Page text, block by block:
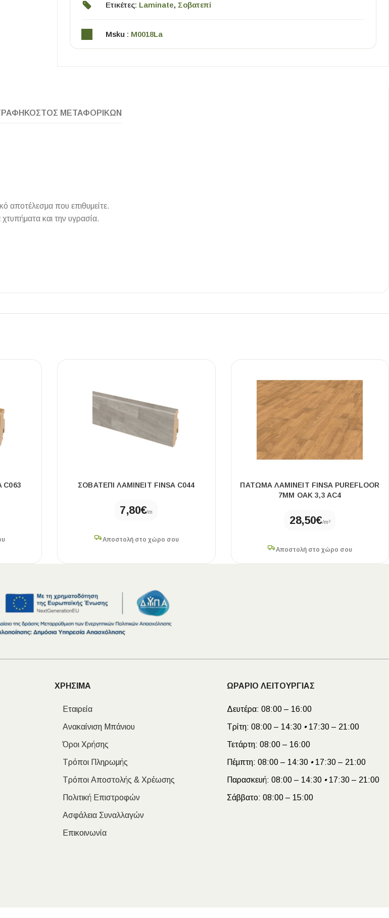
ΠΟΙΟΤΗΤΑ
Ετικέτες: Laminate, Σοβατεπί
Msku : M0018La
ΚΌΣΤΟΣ ΜΕΤΑΦΟΡΙΚΏΝ
αποτέλεσμα που επιθυμείτε.
και την υγρασία.
C063 ΣΟΒΑΤΕΠΙ ΛΑΜΙΝΕΙΤ FINSA C044
7,80€/m
Αποστολή στο χώρο σου
ΠΑΤΩΜΑ ΛΑΜΙΝΕΙΤ FINSA PUREFLOOR
7MM OAK 3,3 AC4
28,50€/m²
Αποστολή στο χώρο σου
ΧΡΗΣΙΜΑ
Εταιρεία
Ανακαίνιση Μπάνιου
Όροι Χρήσης
Τρόποι Πληρωμής
Τρόποι Αποστολής & Χρέωσης
Πολιτική Επιστροφών
Ασφάλεια Συναλλαγών
Επικοινωνία
ΩΡΑΡΙΟ ΛΕΙΤΟΥΡΓΙΑΣ
Δευτέρα: 08:00 – 16:00
Τρίτη: 08:00 – 14:30 •17:30 – 21:00
Τετάρτη: 08:00 – 16:00
Πέμπτη: 08:00 – 14:30 •17:30 – 21:00
Παρασκευή: 08:00 – 14:30 •17:30 – 21:00
Σάββατο: 08:00 – 15:00